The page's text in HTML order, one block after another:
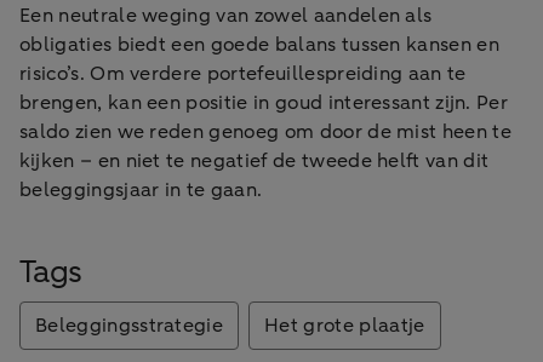
Een neutrale weging van zowel aandelen als
obligaties biedt een goede balans tussen kansen en
risico’s. Om verdere portefeuillespreiding aan te
brengen, kan een positie in goud interessant zijn. Per
saldo zien we reden genoeg om door de mist heen te
kijken – en niet te negatief de tweede helft van dit
beleggingsjaar in te gaan.
Tags
Beleggingsstrategie Het grote plaatje